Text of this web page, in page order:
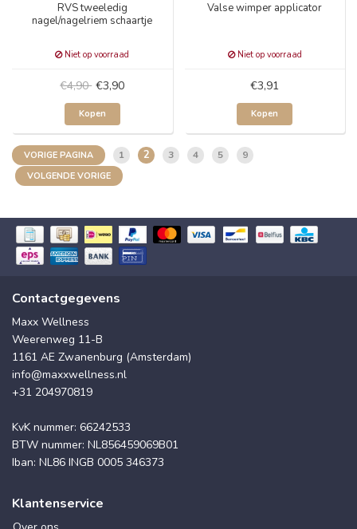
RVS tweeledig
nagel/nagelriem schaartje
Niet op voorraad
€4,90 €3,90
Kopen
Valse wimper applicator
Niet op voorraad
€3,91
Kopen
VORIGE PAGINA 1 2 3 4 5 9
VOLGENDE VORIGE
Contactgegevens
Maxx Wellness
Weerenweg 11-B
1161 AE Zwanenburg (Amsterdam)
info@maxxwellness.nl
+31 204970819
KvK nummer: 66242533
BTW nummer: NL856459069B01
Iban: NL86 INGB 0005 346373
Klantenservice